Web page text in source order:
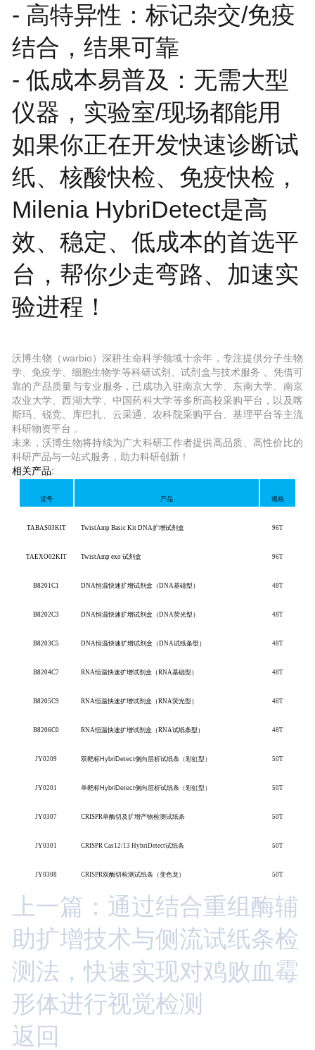
- 高特异性：标记杂交/免疫
结合，结果可靠
- 低成本易普及：无需大型
仪器，实验室/现场都能用
如果你正在开发快速诊断试
纸、核酸快检、免疫快检，
Milenia HybriDetect是高
效、稳定、低成本的首选平
台，帮你少走弯路、加速实
验进程！
沃博生物（warbio）深耕生命科学领域十余年，专注提供分子生物
学、免疫学、细胞生物学等科研试剂、试剂盒与技术服务 。凭借可
靠的产品质量与专业服务，已成功入驻南京大学、东南大学、南京
农业大学、西湖大学、中国药科大学等多所高校采购平台，以及喀
斯玛、锐竞、库巴扎、云采通、农科院采购平台、基理平台等主流
科研物资平台 。
未来，沃博生物将持续为广大科研工作者提供高品质、高性价比的
科研产品与一站式服务，助力科研创新！
相关产品:
货号 产品 规格
TABAS03KIT TwistAmp Basic Kit DNA扩增试剂盒 96T
TAEXO02KIT TwistAmp exo 试剂盒 96T
B8201C1 DNA恒温快速扩增试剂盒（DNA基础型） 48T
B8202C3 DNA恒温快速扩增试剂盒（DNA荧光型） 48T
B8203C5 DNA恒温快速扩增试剂盒（DNA试纸条型） 48T
B8204C7 RNA恒温快速扩增试剂盒（RNA基础型） 48T
B8205C9 RNA恒温快速扩增试剂盒（RNA荧光型） 48T
B8206C0 RNA恒温快速扩增试剂盒（RNA试纸条型） 48T
JY0209 双靶标HybriDetect侧向层析试纸条（彩虹型） 50T
JY0201 单靶标HybriDetect侧向层析试纸条（彩虹型） 50T
JY0307 CRISPR单酶切及扩增产物检测试纸条 50T
JY0301 CRISPR Cas12/13 HybriDetect试纸条 50T
JY0308 CRISPR双酶切检测试纸条（变色龙） 50T
上一篇：通过结合重组酶辅
助扩增技术与侧流试纸条检
测法，快速实现对鸡败血霉
形体进行视觉检测
返回